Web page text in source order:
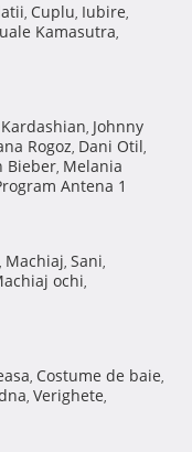
, Cuplu, Iubire,
Kamasutra,
, Johnny
Rogoz, Dani Otil,
Bieber, Melania
Antena 1
, Machiaj, Sani,
ochi,
, Costume de baie,
, Verighete,